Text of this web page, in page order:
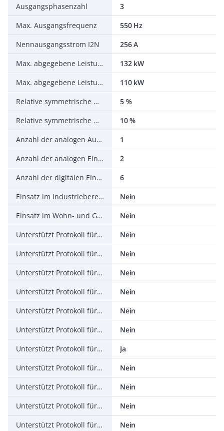
Ausgangsphasenzahl
3
Max. Ausgangsfrequenz
550 Hz
Nennausgangsstrom I2N
256 A
Max. abgegebene Leistung bei quadrat. Belastung bei Bemessungsausgangsspannung
132 kW
Max. abgegebene Leistung bei linearer Belastung bei Bemessungsausgangsspannung
110 kW
Relative symmetrische Netzfrequenztoleranz
5 %
Relative symmetrische Netzspannungstoleranz
10 %
Anzahl der analogen Ausgänge
1
Anzahl der analogen Eingänge
2
Anzahl der digitalen Eingänge
6
Einsatz im Industriebereich zulässig
Nein
Einsatz im Wohn- und Gewerbebereich zulässig
Nein
Unterstützt Protokoll für TCP/IP
Nein
Unterstützt Protokoll für PROFIBUS
Nein
Unterstützt Protokoll für CAN
Nein
Unterstützt Protokoll für INTERBUS
Nein
Unterstützt Protokoll für ASI
Nein
Unterstützt Protokoll für KNX
Nein
Unterstützt Protokoll für Modbus
Ja
Unterstützt Protokoll für Data-Highway
Nein
Unterstützt Protokoll für DeviceNet
Nein
Unterstützt Protokoll für SUCONET
Nein
Unterstützt Protokoll für LON
Nein